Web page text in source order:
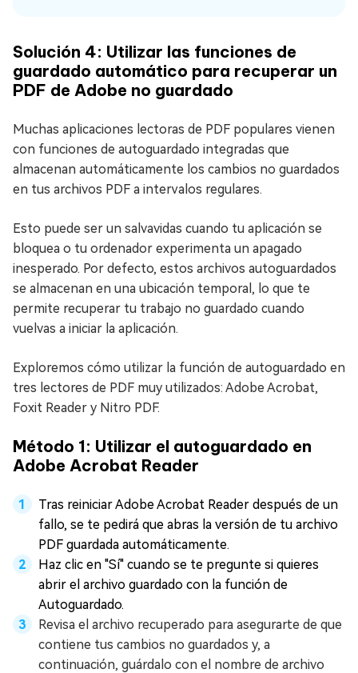
Solución 4: Utilizar las funciones de
guardado automático para recuperar un
PDF de Adobe no guardado
Muchas aplicaciones lectoras de PDF populares vienen
con funciones de autoguardado integradas que
almacenan automáticamente los cambios no guardados
en tus archivos PDF a intervalos regulares.
Esto puede ser un salvavidas cuando tu aplicación se
bloquea o tu ordenador experimenta un apagado
inesperado. Por defecto, estos archivos autoguardados
se almacenan en una ubicación temporal, lo que te
permite recuperar tu trabajo no guardado cuando
vuelvas a iniciar la aplicación.
Exploremos cómo utilizar la función de autoguardado en
tres lectores de PDF muy utilizados: Adobe Acrobat,
Foxit Reader y Nitro PDF.
Método 1: Utilizar el autoguardado en
Adobe Acrobat Reader
Tras reiniciar Adobe Acrobat Reader después de un
fallo, se te pedirá que abras la versión de tu archivo
PDF guardada automáticamente.
Haz clic en "Sí" cuando se te pregunte si quieres
abrir el archivo guardado con la función de
Autoguardado.
Revisa el archivo recuperado para asegurarte de que
contiene tus cambios no guardados y, a
continuación, guárdalo con el nombre de archivo